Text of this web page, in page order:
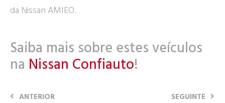
da Nissan AMIEO.
Saiba mais sobre estes veículos
na Nissan Confiauto!
ANTERIOR SEGUINTE